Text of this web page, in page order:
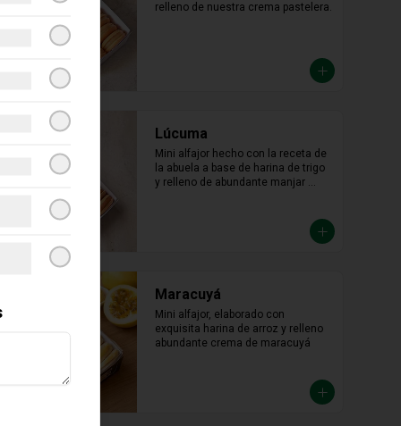
relleno de nuestra crema pastelera.
Lúcuma
Mini alfajor hecho con la receta de
la abuela a base de harina de trigo
y relleno de abundante manjar
Maracuyá
Mini alfajor, elaborado con
exquisita harina de arroz y relleno
abundante crema de maracuyá